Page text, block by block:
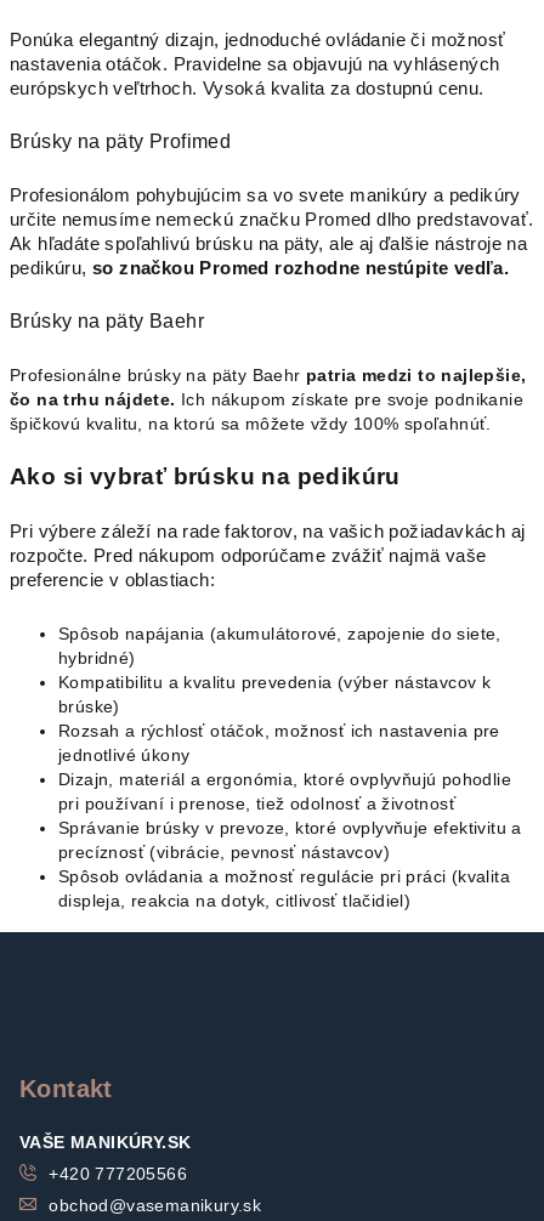
u
Ponúka elegantný dizajn, jednoduché ovládanie či možnosť
nastavenia otáčok. Pravidelne sa objavujú na vyhlásených
európskych veľtrhoch. Vysoká kvalita za dostupnú cenu.
Brúsky na päty Profimed
Profesionálom pohybujúcim sa vo svete manikúry a pedikúry
určite nemusíme nemeckú značku Promed dlho predstavovať.
Ak hľadáte spoľahlivú brúsku na päty, ale aj ďalšie nástroje na
pedikúru,so značkou Promed rozhodne nestúpite vedľa.
Brúsky na päty Baehr
Profesionálne brúsky na päty Baehr patria medzi to najlepšie,
čo na trhu nájdete. Ich nákupom získate pre svoje podnikanie
špičkovú kvalitu, na ktorú sa môžete vždy 100% spoľahnúť.
Ako si vybrať brúsku na pedikúru
Pri výbere záleží na rade faktorov, na vašich požiadavkách aj
rozpočte. Pred nákupom odporúčame zvážiť najmä vaše
preferencie v oblastiach:
Spôsob napájania (akumulátorové, zapojenie do siete,
hybridné)
Kompatibilitu a kvalitu prevedenia (výber nástavcov k
brúske)
Rozsah a rýchlosť otáčok, možnosť ich nastavenia pre
jednotlivé úkony
Dizajn, materiál a ergonómia, ktoré ovplyvňujú pohodlie
pri používaní i prenose, tiež odolnosť a životnosť
Správanie brúsky v prevoze, ktoré ovplyvňuje efektivitu a
precíznosť (vibrácie, pevnosť nástavcov)
Spôsob ovládania a možnosť regulácie pri práci (kvalita
displeja, reakcia na dotyk, citlivosť tlačidiel)
Kontakt
VAŠE MANIKÚRY.SK
+420 777205566
obchod@vasemanikury.sk